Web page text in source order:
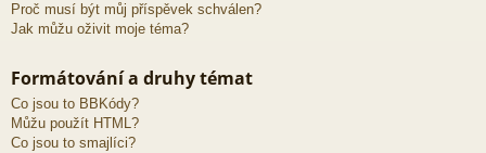
Proč musí být můj příspěvek schválen?
Jak můžu oživit moje téma?
Formátování a druhy témat
Co jsou to BBKódy?
Můžu použít HTML?
Co jsou to smajlíci?